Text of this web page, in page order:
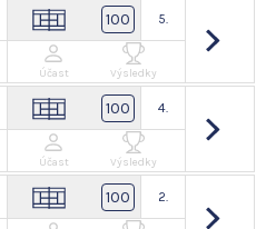
100 5.
Účast Výsledky
100 4.
Účast Výsledky
100 2.